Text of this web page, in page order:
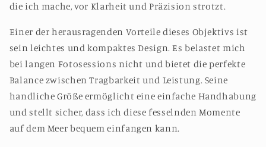
die ich mache, vor Klarheit und Präzision strotzt.
Einer der herausragenden Vorteile dieses Objektivs ist
sein leichtes und kompaktes Design. Es belastet mich
bei langen Fotosessions nicht und bietet die perfekte
Balance zwischen Tragbarkeit und Leistung. Seine
handliche Größe ermöglicht eine einfache Handhabung
und stellt sicher, dass ich diese fesselnden Momente
auf dem Meer bequem einfangen kann.